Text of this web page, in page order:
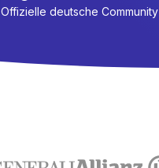
Offizielle deutsche Community